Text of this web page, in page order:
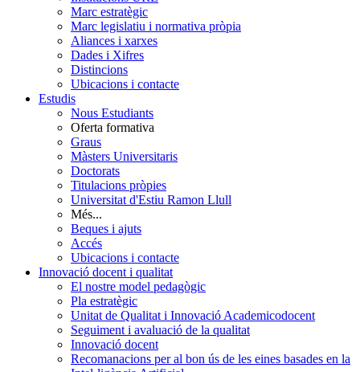
Marc estratègic
Marc legislatiu i normativa pròpia
Aliances i xarxes
Dades i Xifres
Distincions
Ubicacions i contacte
Estudis
Nous Estudiants
Oferta formativa
Graus
Màsters Universitaris
Doctorats
Titulacions pròpies
Universitat d'Estiu Ramon Llull
Més...
Beques i ajuts
Accés
Ubicacions i contacte
Innovació docent i qualitat
El nostre model pedagògic
Pla estratègic
Unitat de Qualitat i Innovació Academicodocent
Seguiment i avaluació de la qualitat
Innovació docent
Recomanacions per al bon ús de les eines basades en la